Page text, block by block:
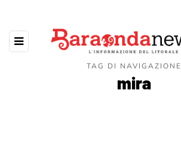
TAG DI NAVIGAZIONE
mira